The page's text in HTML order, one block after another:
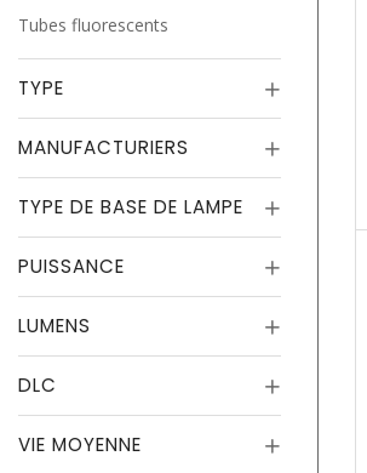
Tubes fluorescents
TYPE
MANUFACTURIERS
TYPE DE BASE DE LAMPE
PUISSANCE
LUMENS
DLC
VIE MOYENNE